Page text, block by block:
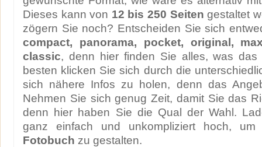
Dieses kann von 12 bis 250 Seiten gestaltet
zögern Sie noch? Entscheiden Sie sich
compact, panorama, pocket, original,
classic, denn hier finden Sie alles, was das
besten klicken Sie sich durch die
sich nähere Infos zu holen, denn das
Nehmen Sie sich genug Zeit, damit Sie das
denn hier haben Sie die Qual der Wahl.
ganz einfach und unkompliziert hoch,
Fotobuch zu gestalten.